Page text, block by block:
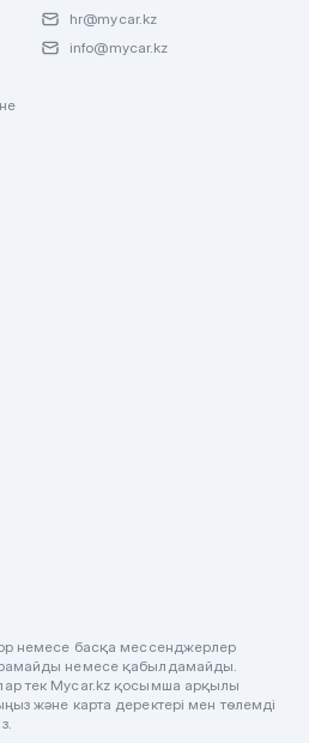
hr@mycar.kz
info@mycar.kz
немесе басқа мессенджерлер
немесе қабылдамайды.
тек Mycar.kz қосымша арқылы
және карта деректері мен төлемді